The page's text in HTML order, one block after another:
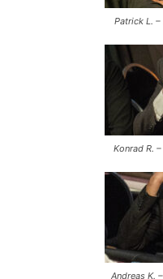
Patrick L. –
Konrad R.
Andreas K.